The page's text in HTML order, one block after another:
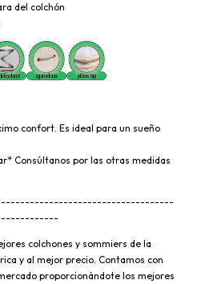
del colchón
confort. Es ideal para un sueño
Consúltanos por las otras medidas
colchones y sommiers de la
y al mejor precio. Contamos con
proporcionándote los mejores